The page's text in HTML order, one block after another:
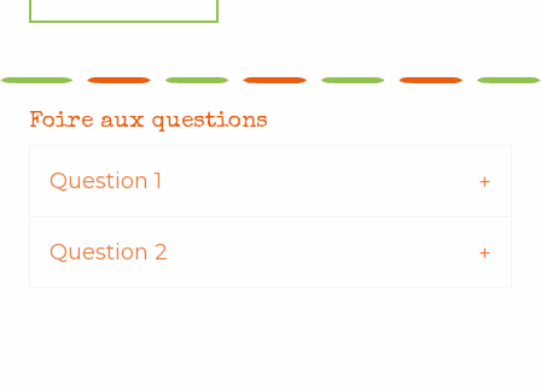
Foire aux questions
Question 1
Question 2